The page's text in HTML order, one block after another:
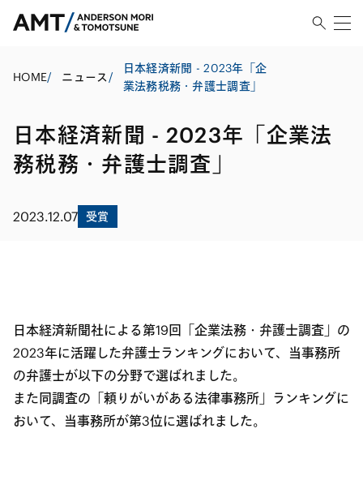
HOME/ ニュース/
日本経済新聞 - 2023年「企
業法務税務・弁護士調査」
日本経済新聞 - 2023年「企業法
務税務・弁護士調査」
2023.12.07 受賞
日本経済新聞社による第19回「企業法務・弁護士調査」の
2023年に活躍した弁護士ランキングにおいて、当事務所
の弁護士が以下の分野で選ばれました。
また同調査の「頼りがいがある法律事務所」ランキングに
おいて、当事務所が第3位に選ばれました。